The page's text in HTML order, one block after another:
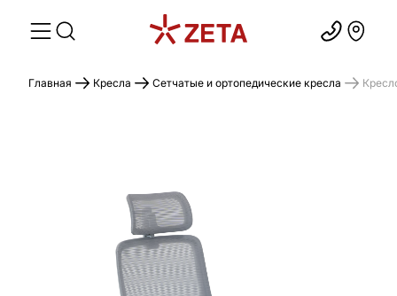
Главная Кресла Сетчатые и ортопедические кресла